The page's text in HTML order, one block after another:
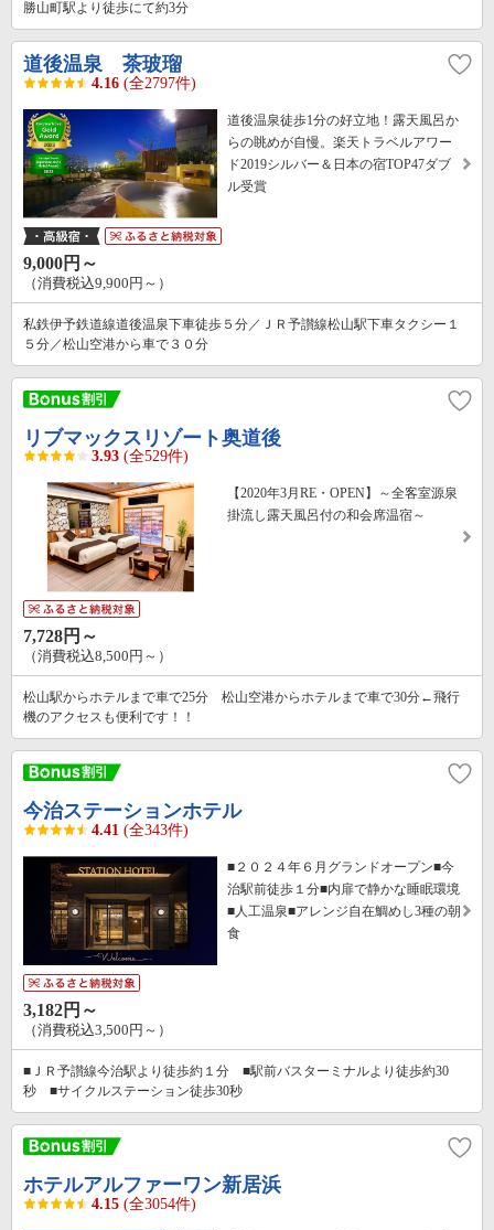
勝山町駅より徒歩にて約3分
道後温泉 茶玻瑠
4.16 (全2797件)
道後温泉徒歩1分の好立地！露天風呂か
らの眺めが自慢。楽天トラベルアワー
ド2019シルバー＆日本の宿TOP47ダブ
ル受賞
9,000円～
（消費税込9,900円～）
私鉄伊予鉄道線道後温泉下車徒歩５分／ＪＲ予讃線松山駅下車タクシー１
５分／松山空港から車で３０分
リブマックスリゾート奥道後
3.93 (全529件)
【2020年3月RE・OPEN】～全客室源泉
掛流し露天風呂付の和会席温宿～
7,728円～
（消費税込8,500円～）
松山駅からホテルまで車で25分 松山空港からホテルまで車で30分←飛行
機のアクセスも便利です！！
今治ステーションホテル
4.41 (全343件)
■２０２４年６月グランドオープン■今
治駅前徒歩１分■内扉で静かな睡眠環境
■人工温泉■アレンジ自在鯛めし3種の朝
食
3,182円～
（消費税込3,500円～）
■ＪＲ予讃線今治駅より徒歩約１分 ■駅前バスターミナルより徒歩約30
秒 ■サイクルステーション徒歩30秒
ホテルアルファーワン新居浜
4.15 (全3054件)